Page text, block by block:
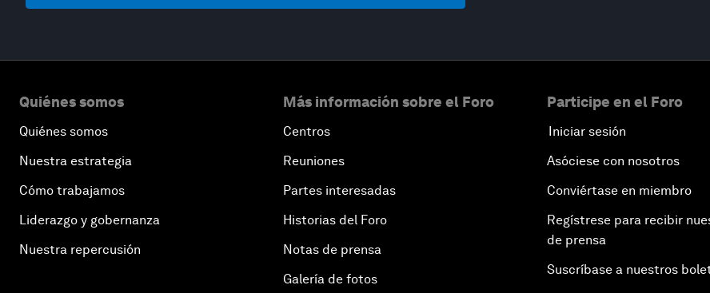
Quiénes somos
Quiénes somos
Nuestra estrategia
Cómo trabajamos
Liderazgo y gobernanza
Nuestra repercusión
Más información sobre el Foro
Centros
Reuniones
Partes interesadas
Historias del Foro
Notas de prensa
Galería de fotos
Participe en el Foro
Iniciar sesión
Asóciese con nosotros
Conviértase en miembro
Regístrese para recibir
de prensa
Suscríbase a nuestros